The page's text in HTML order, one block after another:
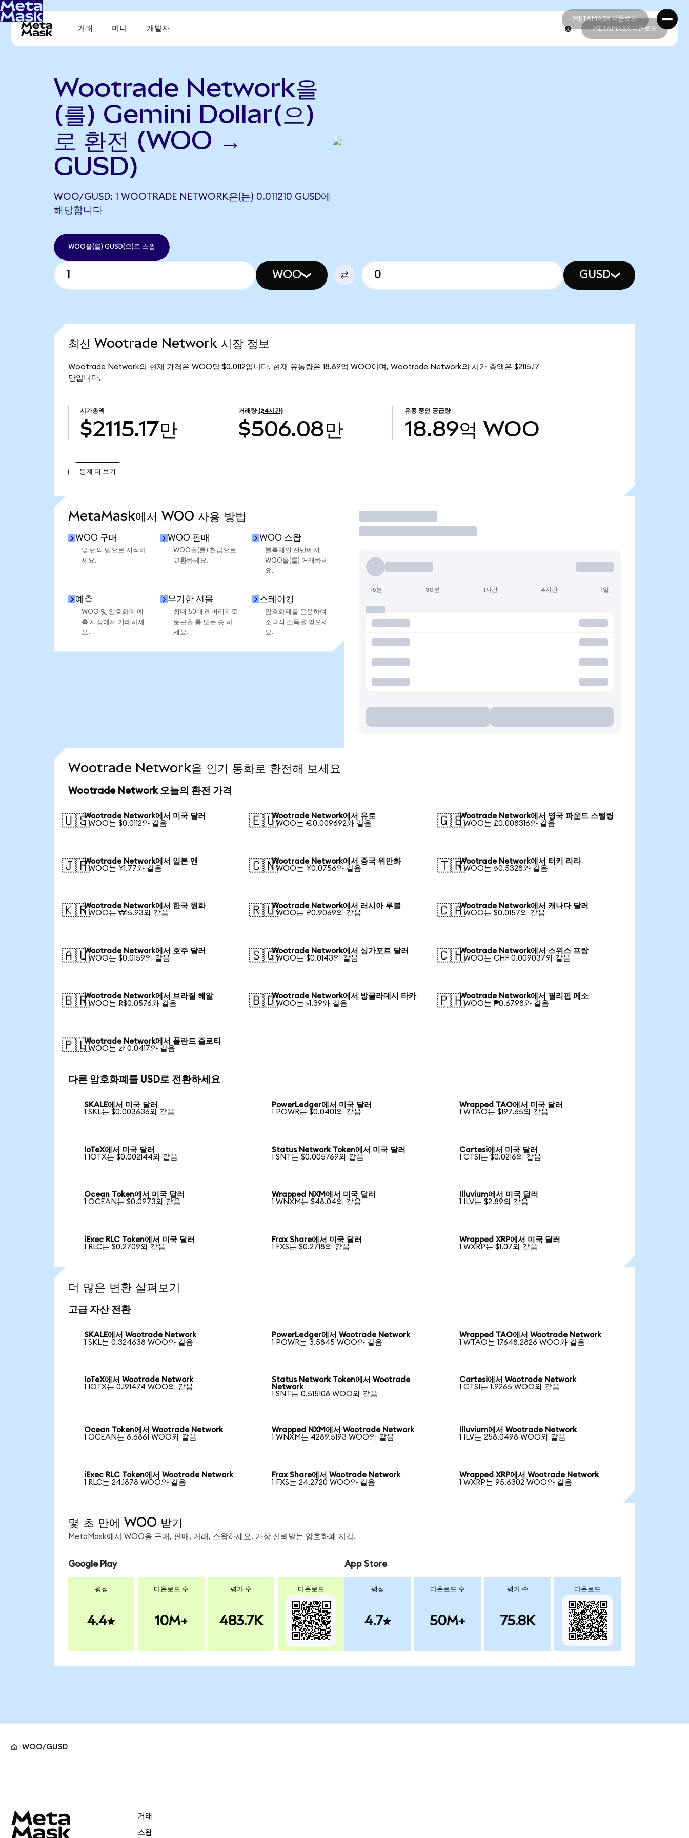
METAMASK 다운로드
METAMASK 다운로드
거래 머니 개발자 METAMASK 다운로드
Wootrade Network을
(를) Gemini Dollar(으)
로 환전 (WOO →
GUSD)
WOO/GUSD: 1 WOOTRADE NETWORK은(는) 0.011210 GUSD에
해당합니다
WOO을(를) GUSD(으)로 스왑
WOO GUSD
최신 Wootrade Network 시장 정보
Wootrade Network의 현재 가격은 WOO당 $0.0112입니다. 현재 유통량은 18.89억 WOO이며, Wootrade Network의 시가 총액은 $2115.17
만입니다.
시가총액
$2115.17만
거래량 (24시간)
$506.08만
유통 중인 공급량
18.89억 WOO
통계 더 보기
MetaMask에서 WOO 사용 방법
WOO 구매
몇 번의 탭으로 시작하
세요.
WOO 판매
WOO을(를) 현금으로
교환하세요.
WOO 스왑
블록체인 전반에서
WOO을(를) 거래하세
요.
예측
WOO 및 암호화폐 예
측 시장에서 거래하세
요.
무기한 선물
최대 50배 레버리지로
토큰을 롱 또는 숏 하
세요.
스테이킹
암호화폐를 운용하여
소극적 소득을 얻으세
요.
거래
15분 30분 1시간 4시간 1일
Wootrade Network을 인기 통화로 환전해 보세요
Wootrade Network 오늘의 환전 가격
🇺🇸Wootrade Network에서 미국 달러
1 WOO는 $0.0112와 같음
🇪🇺Wootrade Network에서 유로
1 WOO는 €0.009692와 같음
🇬🇧Wootrade Network에서 영국 파운드 스털링
1 WOO는 £0.008316와 같음
🇯🇵Wootrade Network에서 일본 엔
1 WOO는 ¥1.77와 같음
🇨🇳Wootrade Network에서 중국 위안화
1 WOO는 ¥0.0756와 같음
🇹🇷Wootrade Network에서 터키 리라
1 WOO는 ₺0.5328와 같음
🇰🇷Wootrade Network에서 한국 원화
1 WOO는 ₩15.93와 같음
🇷🇺Wootrade Network에서 러시아 루블
1 WOO는 ₽0.9069와 같음
🇨🇦Wootrade Network에서 캐나다 달러
1 WOO는 $0.0157와 같음
🇦🇺Wootrade Network에서 호주 달러
1 WOO는 $0.0159와 같음
🇸🇬Wootrade Network에서 싱가포르 달러
1 WOO는 $0.0143와 같음
🇨🇭Wootrade Network에서 스위스 프랑
1 WOO는 CHF 0.009037와 같음
🇧🇷Wootrade Network에서 브라질 헤알
1 WOO는 R$0.0576와 같음
🇧🇩Wootrade Network에서 방글라데시 타카
1 WOO는 ৳1.39와 같음
🇵🇭Wootrade Network에서 필리핀 페소
1 WOO는 ₱0.6798와 같음
🇵🇱Wootrade Network에서 폴란드 즐로티
1 WOO는 zł 0.0417와 같음
다른 암호화폐를 USD로 전환하세요
SKALE에서 미국 달러
1 SKL는 $0.003636와 같음
PowerLedger에서 미국 달러
1 POWR는 $0.0401와 같음
Wrapped TAO에서 미국 달러
1 WTAO는 $197.65와 같음
IoTeX에서 미국 달러
1 IOTX는 $0.002144와 같음
Status Network Token에서 미국 달러
1 SNT는 $0.005769와 같음
Cartesi에서 미국 달러
1 CTSI는 $0.0216와 같음
Ocean Token에서 미국 달러
1 OCEAN는 $0.0973와 같음
Wrapped NXM에서 미국 달러
1 WNXM는 $48.04와 같음
Illuvium에서 미국 달러
1 ILV는 $2.89와 같음
iExec RLC Token에서 미국 달러
1 RLC는 $0.2709와 같음
Frax Share에서 미국 달러
1 FXS는 $0.2718와 같음
Wrapped XRP에서 미국 달러
1 WXRP는 $1.07와 같음
더 많은 변환 살펴보기
고급 자산 전환
SKALE에서 Wootrade Network
1 SKL는 0.324638 WOO와 같음
PowerLedger에서 Wootrade Network
1 POWR는 3.5845 WOO와 같음
Wrapped TAO에서 Wootrade Network
1 WTAO는 17648.2826 WOO와 같음
IoTeX에서 Wootrade Network
1 IOTX는 0.191474 WOO와 같음
Status Network Token에서 Wootrade
Network
1 SNT는 0.515108 WOO와 같음
Cartesi에서 Wootrade Network
1 CTSI는 1.9265 WOO와 같음
Ocean Token에서 Wootrade Network
1 OCEAN는 8.6861 WOO와 같음
Wrapped NXM에서 Wootrade Network
1 WNXM는 4289.5193 WOO와 같음
Illuvium에서 Wootrade Network
1 ILV는 258.0498 WOO와 같음
iExec RLC Token에서 Wootrade Network
1 RLC는 24.1878 WOO와 같음
Frax Share에서 Wootrade Network
1 FXS는 24.2720 WOO와 같음
Wrapped XRP에서 Wootrade Network
1 WXRP는 95.6302 WOO와 같음
몇 초 만에 WOO 받기
MetaMask에서 WOO을 구매, 판매, 거래, 스왑하세요. 가장 신뢰받는 암호화폐 지갑.
Google Play
평점
4.4
다운로드 수
10M+
평가 수
483.7K
다운로드
App Store
평점
4.7
다운로드 수
50M+
평가 수
75.8K
다운로드
WOO/GUSD
거래
스왑